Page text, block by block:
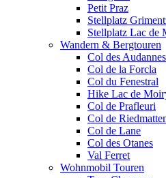
Petit Praz
Stellplatz
Stellplatz Lac de
Wandern & Bergtouren
Col des Audannes
Col de la Forcla
Col du Fenestral
Hike Lac de
Col de Prafleuri
Col de
Col de Lane
Col des Otanes
Val Ferret
Wohnmobil Touren